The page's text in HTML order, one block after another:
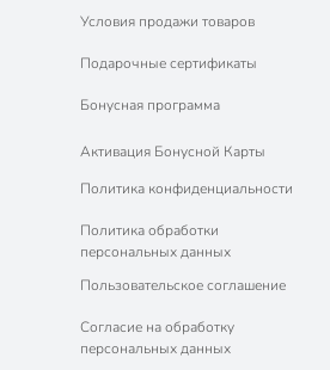
Условия продажи товаров
Подарочные сертификаты
Бонусная программа
Активация Бонусной Карты
Политика конфиденциальности
Политика обработки
персональных данных
Пользовательское соглашение
Согласие на обработку
персональных данных